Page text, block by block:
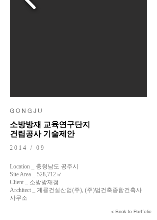
​G O N G J U
소방방재 교육연구단지
건립공사 기술제안
2014 / 09
Location _ 충청남도 공주시
Site Area _ 528,712㎡
Client _ 소방방재청
Architect _ 계룡건설산업(주), (주)범건축종합건축사
사무소
< Back to Portfolio